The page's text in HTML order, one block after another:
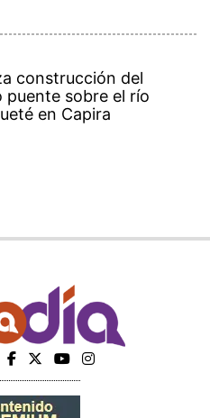
construcción del
puente sobre el río
en Capira